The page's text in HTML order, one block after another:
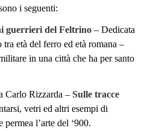
i seguenti:
guerrieri del Feltrino – Dedicata
età del ferro ed età romana –
in una città che ha per santo
Carlo Rizzarda – Sulle tracce
vetri ed altri esempi di
l’arte del ‘900.